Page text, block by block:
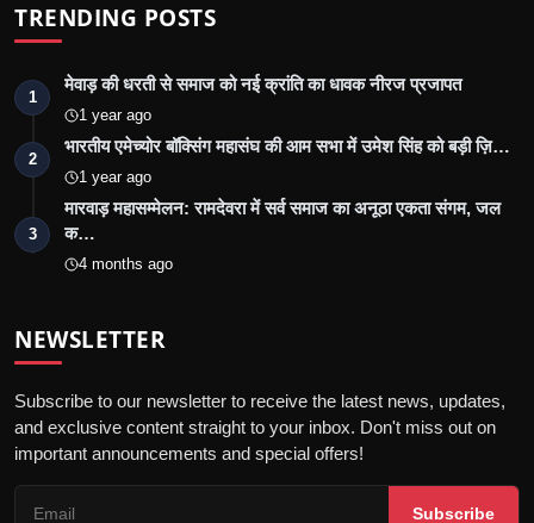
TRENDING POSTS
1
मेवाड़ की धरती से समाज को नई क्रांति का धावक नीरज प्रजापत
1 year ago
2
भारतीय एमेच्योर बॉक्सिंग महासंघ की आम सभा में उमेश सिंह को बड़ी ज़ि…
1 year ago
3
मारवाड़ महासम्मेलन: रामदेवरा में सर्व समाज का अनूठा एकता संगम, जल
क…
4 months ago
NEWSLETTER
Subscribe to our newsletter to receive the latest news, updates,
and exclusive content straight to your inbox. Don't miss out on
important announcements and special offers!
Subscribe